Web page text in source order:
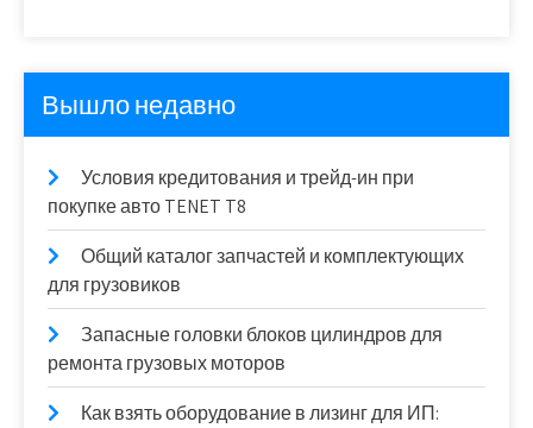
Вышло недавно
Условия кредитования и трейд-ин при
покупке авто TENET T8
Общий каталог запчастей и комплектующих
для грузовиков
Запасные головки блоков цилиндров для
ремонта грузовых моторов
Как взять оборудование в лизинг для ИП: